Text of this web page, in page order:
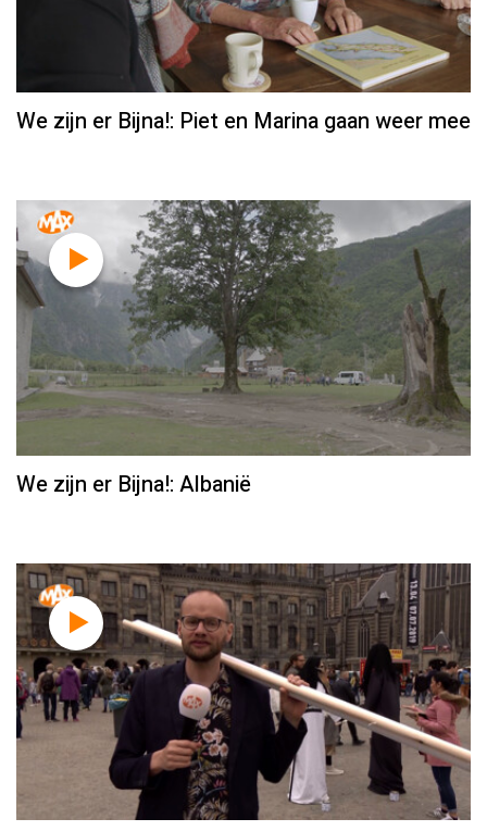
We zijn er Bijna!: Piet en Marina gaan weer mee
We zijn er Bijna!: Albanië